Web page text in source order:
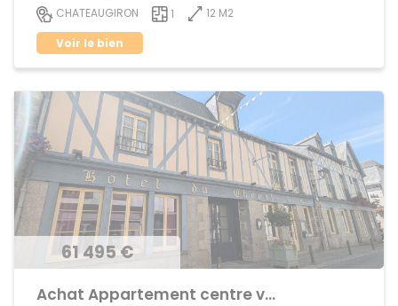
CHATEAUGIRON 1
12 M2
Voir le bien
61 495 €
Achat Appartement centre ville